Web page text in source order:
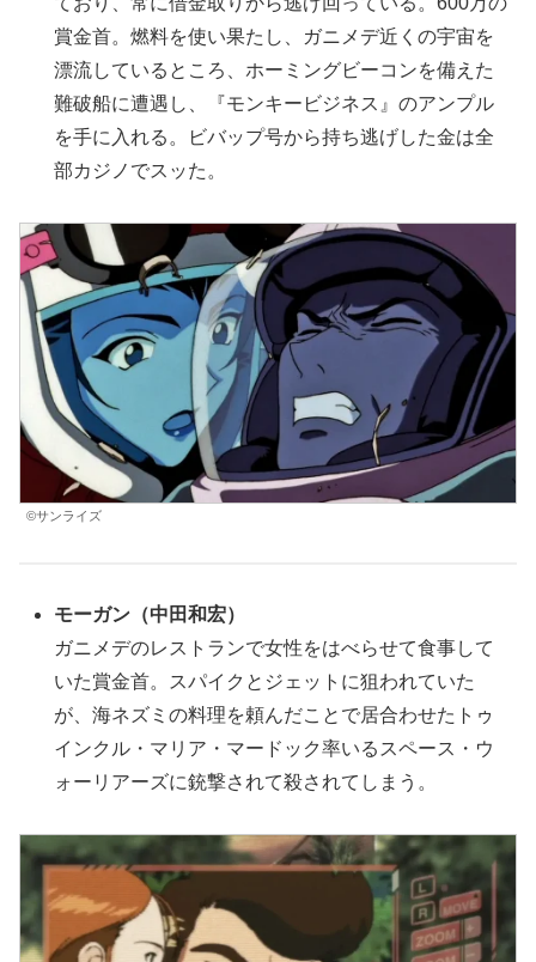
賞金首。燃料を使い果たし、ガニメデ近くの宇宙を
漂流しているところ、ホーミングビーコンを備えた
難破船に遭遇し、『モンキービジネス』のアンプル
を手に入れる。ビバップ号から持ち逃げした金は全
部カジノでスッた。
©サンライズ
モーガン（中田和宏）
ガニメデのレストランで女性をはべらせて食事して
いた賞金首。スパイクとジェットに狙われていた
が、海ネズミの料理を頼んだことで居合わせたトゥ
インクル・マリア・マードック率いるスペース・ウ
ォーリアーズに銃撃されて殺されてしまう。